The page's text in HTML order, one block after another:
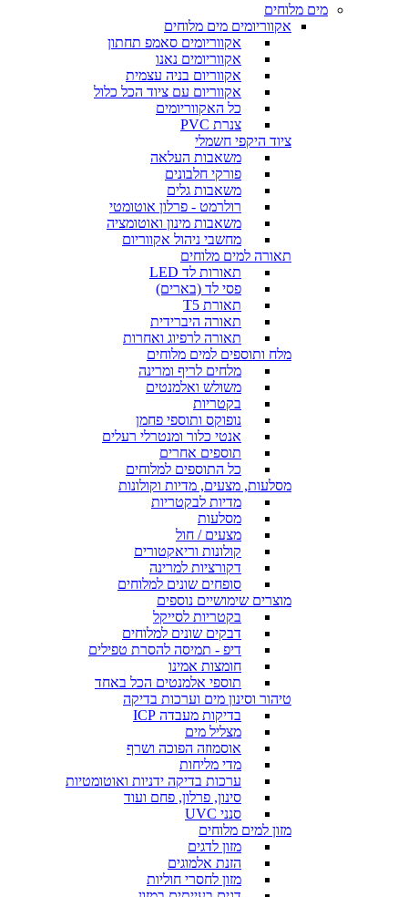
מים מלוחים
אקווריומים מים מלוחים
אקווריומים סאמפ תחתון
אקווריומים נאנו
אקווריום בניה עצמית
אקווריום עם ציוד הכל כלול
כל האקווריומים
צנרת PVC
ציוד היקפי חשמלי
משאבות העלאה
פורקי חלבונים
משאבות גלים
רולרמט - פרלון אוטומטי
משאבות מינון ואוטומציה
מחשבי ניהול אקווריום
תאורה למים מלוחים
תאורות לד LED
פסי לד (בארים)
תאורת T5
תאורה היברידית
תאורה לרפיוג ואחרות
מלח ותוספים למים מלוחים
מלחים לריף ומרינה
משולש ואלמנטים
בקטריות
נופוקס ותוספי פחמן
אנטי כלור ומנטרלי רעלים
תוספים אחרים
כל התוספים למלוחים
מסלעות, מצעים, מדיות וקולונות
מדיות לבקטריות
מסלעות
מצעים / חול
קולונות וריאקטורים
דקורציות למרינה
סופחים שונים למלוחים
מוצרים שימושיים נוספים
בקטריות לסייקל
דבקים שונים למלוחים
דיפ - תמיסה להסרת טפילים
חומצות אמינו
תוספי אלמנטים הכל באחד
טיהור וסינון מים וערכות בדיקה
בדיקות מעבדה ICP
מצליל מים
אוסמוזה הפוכה ושרף
מדי מליחות
ערכות בדיקה ידניות ואוטומטיות
סינון, פרלון, פחם ועוד
סנני UVC
מזון למים מלוחים
מזון לדגים
הזנת אלמוגים
מזון לחסרי חוליות